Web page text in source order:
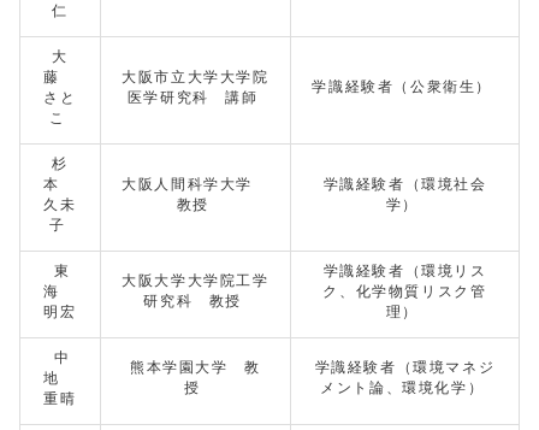
仁
大
藤
さと
こ
大阪市立大学大学院
医学研究科 講師
学識経験者（公衆衛生）
杉
本
久未
子
大阪人間科学大学
教授
学識経験者（環境社会
学）
東
海
明宏
大阪大学大学院工学
研究科 教授
学識経験者（環境リス
ク、化学物質リスク管
理）
中
地
重晴
熊本学園大学 教
授
学識経験者（環境マネジ
メント論、環境化学）